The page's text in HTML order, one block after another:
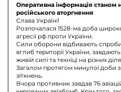
Оперативна інформація станом
російського вторгнення
Слава Україні!
Розпочалася 1528-ма доба
агресії рф проти України.
Сили оборони відбивають
вглиб території України,
живій силі та техніці на різних
Загалом протягом минулої доби
зіткнень.
Вчора противник завдав 76